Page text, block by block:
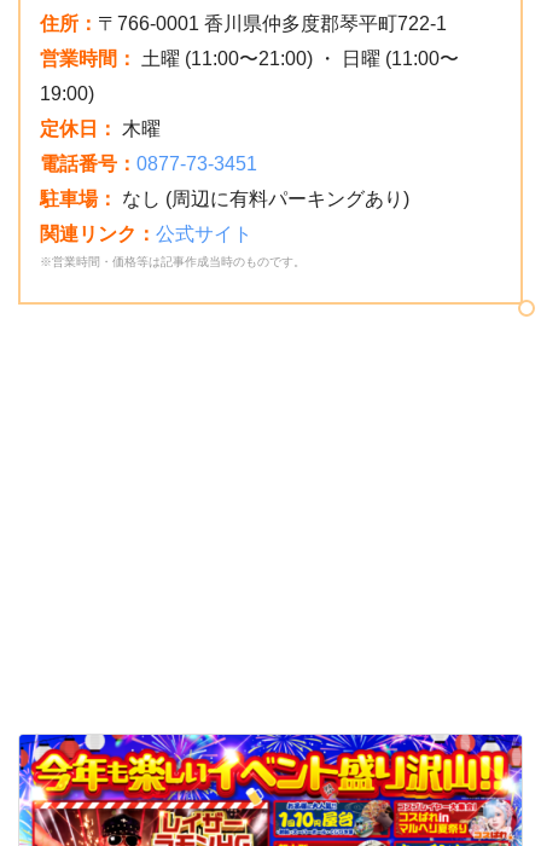
住所： 〒766-0001 香川県仲多度郡琴平町722-1
営業時間：
土曜 (11:00〜21:00) ・ 日曜 (11:00〜
19:00)
定休日：
木曜
電話番号： 0877-73-3451
駐車場：
なし (周辺に有料パーキングあり)
関連リンク： 公式サイト
※営業時間・価格等は記事作成当時のものです。